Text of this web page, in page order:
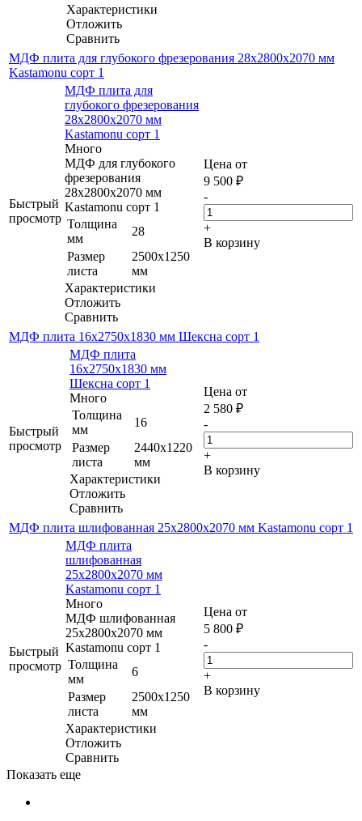
Характеристики
Отложить
Сравнить
МДФ плита для глубокого фрезерования 28х2800х2070 мм
Kastamonu сорт 1
Быстрый
просмотр
МДФ плита для
глубокого фрезерования
28х2800х2070 мм
Kastamonu сорт 1
Много
МДФ для глубокого
фрезерования
28х2800х2070 мм
Kastamonu сорт 1
Толщина
мм
28
Размер
листа
2500х1250
мм
Характеристики
Отложить
Сравнить
Цена от
9 500 ₽
-
+
В корзину
МДФ плита 16х2750х1830 мм Шексна сорт 1
Быстрый
просмотр
МДФ плита
16х2750х1830 мм
Шексна сорт 1
Много
Толщина
мм
16
Размер
листа
2440х1220
мм
Характеристики
Отложить
Сравнить
Цена от
2 580 ₽
-
+
В корзину
МДФ плита шлифованная 25х2800х2070 мм Kastamonu сорт 1
Быстрый
просмотр
МДФ плита
шлифованная
25х2800х2070 мм
Kastamonu сорт 1
Много
МДФ шлифованная
25х2800х2070 мм
Kastamonu сорт 1
Толщина
мм
6
Размер
листа
2500х1250
мм
Характеристики
Отложить
Сравнить
Цена от
5 800 ₽
-
+
В корзину
Показать еще